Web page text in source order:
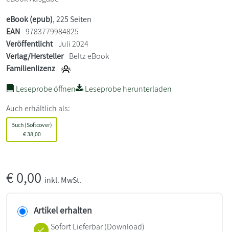
eBook (epub), 225 Seiten
EAN 9783779984825
Veröffentlicht Juli 2024
Verlag/Hersteller Beltz eBook
Familienlizenz
Leseprobe öffnen
Leseprobe herunterladen
Auch erhältlich als:
Buch (Softcover)
€38,00
€0,00 inkl. MwSt.
Artikel erhalten
Sofort Lieferbar (Download)